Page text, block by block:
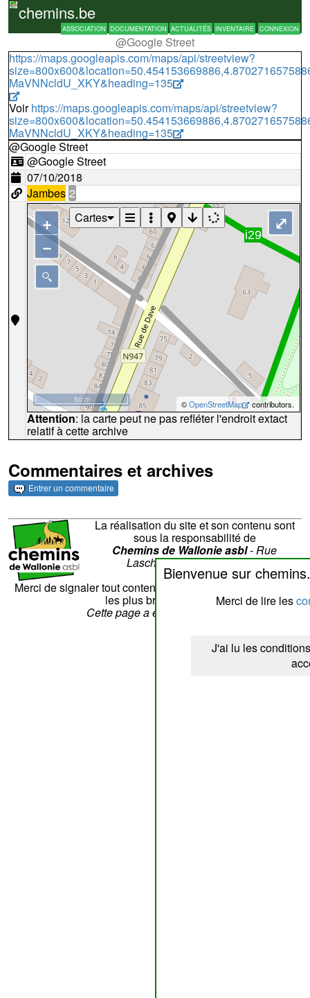
chemins.be
ASSOCIATION DOCUMENTATION ACTUALITÉS INVENTAIRE CONNEXION
@Google Street
Bienvenue sur
Merci de lire les
J'ai lu les
https://maps.googleapis.com/maps/api/streetview?
MaVNNcldU_XKY&heading=135
Voirhttps://maps.googleapis.com/maps/api/streetview?
MaVNNcldU_XKY&heading=135
@Google Street
@Google Street
07/10/2018
Jambes 2
©OpenStreetMap contributors.
50 m
+
−
⤢
Cartes
Attention: la carte peut ne pas refléter l'endroit extact
relatif à cette archive
Commentaires et archives
Entrer un commentaire
La réalisation du site et son contenu sont
sous la responsabilité de
Chemins de Wallonie asbl- Rue
Laschet,8 - 4852 Hombourg
Nous contacter
Merci de signaler tout contenu erroné. Il sera corrigé dans
les plus brefs délais.
Cette page a été vue